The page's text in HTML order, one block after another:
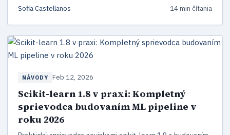
Sofia Castellanos 14 min čítania
NÁVODY Feb 12, 2026
Scikit-learn 1.8 v praxi: Kompletný
sprievodca budovaním ML pipeline v
roku 2026